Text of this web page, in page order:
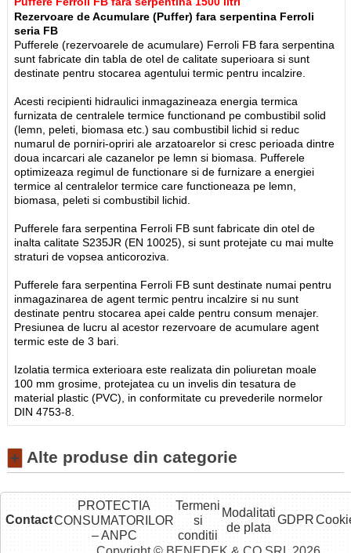
Rezervoare de Acumulare (Puffer) fara serpentina Ferroli
seria FB
Pufferele (rezervoarele de acumulare) Ferroli FB fara serpentina
sunt fabricate din tabla de otel de calitate superioara si sunt
destinate pentru stocarea agentului termic pentru incalzire.
Acesti recipienti hidraulici inmagazineaza energia termica
furnizata de centralele termice functionand pe combustibil solid
(lemn, peleti, biomasa etc.) sau combustibil lichid si reduc
numarul de porniri-opriri ale arzatoarelor si cresc perioada dintre
doua incarcari ale cazanelor pe lemn si biomasa. Pufferele
optimizeaza regimul de functionare si de furnizare a energiei
termice al centralelor termice care functioneaza pe lemn,
biomasa, peleti si combustibil lichid.
Pufferele fara serpentina Ferroli FB sunt fabricate din otel de
inalta calitate S235JR (EN 10025), si sunt protejate cu mai multe
straturi de vopsea anticoroziva.
Pufferele fara serpentina Ferroli FB sunt destinate numai pentru
inmagazinarea de agent termic pentru incalzire si nu sunt
destinate pentru stocarea apei calde pentru consum menajer.
Presiunea de lucru al acestor rezervoare de acumulare agent
termic este de 3 bari.
Izolatia termica exterioara este realizata din poliuretan moale
100 mm grosime, protejatea cu un invelis din tesatura de
material plastic (PVC), in conformitate cu prevederile normelor
DIN 4753-8.
+ Alte produse din categorie
Contact
PROTECTIA
CONSUMATORILOR
– ANPC
Termeni
si
conditii
Modalitati
de plata
GDPR